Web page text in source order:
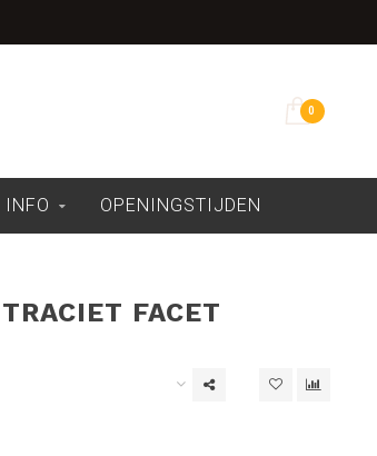
0
INFO OPENINGSTIJDEN
FACET